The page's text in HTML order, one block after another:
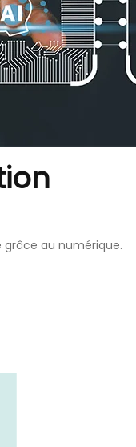
grâce au numérique.